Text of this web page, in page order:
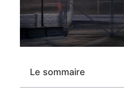
Le sommaire